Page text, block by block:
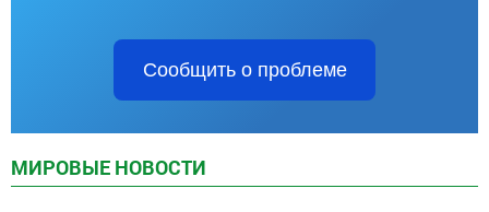
Сообщить о проблеме
МИРОВЫЕ НОВОСТИ